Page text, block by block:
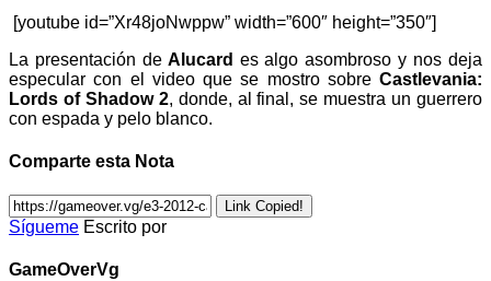
[youtube id=”Xr48joNwppw” width=”600″ height=”350″]
La presentación deAlucard es algo asombroso y nos deja
especular con el video que se mostro sobre Castlevania:
Lords of Shadow 2, donde, al final, se muestra un guerrero
con espada y pelo blanco.
Comparte esta Nota
Link Copied!
Sígueme Escrito por
GameOverVg